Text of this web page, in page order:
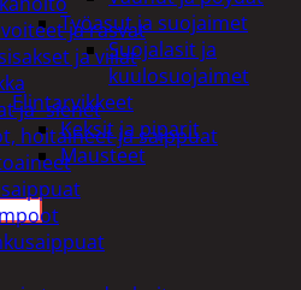
Työasut ja suojaimet
Suojalasit ja
kuulosuojaimet
Elintarvikkeet
Keksit ja piparit
Mausteet
ja rasvat
ja viilat
ja -sienet
hoitaineet ja saippuat